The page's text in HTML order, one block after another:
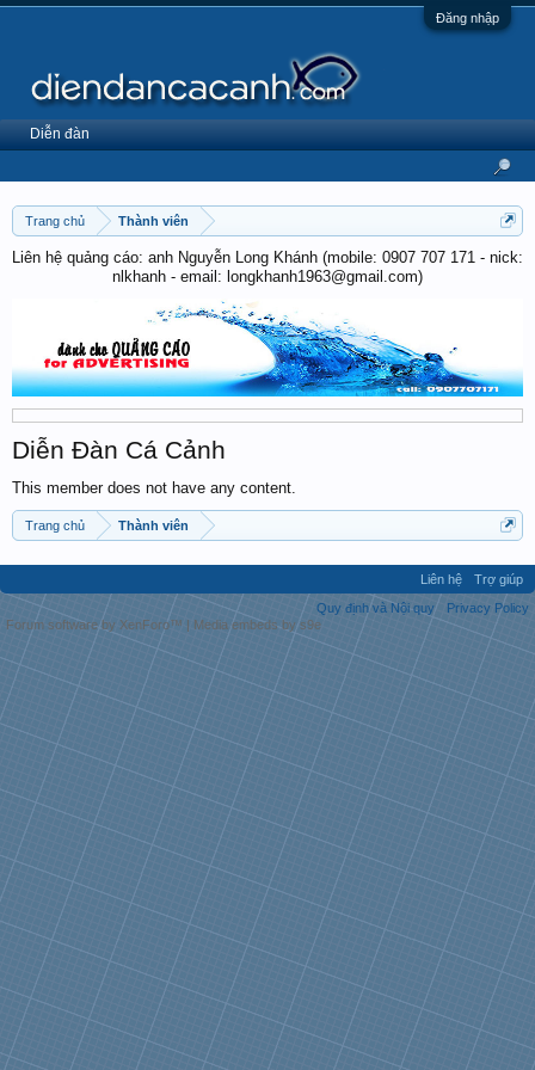
Đăng nhập
Trang chủ Thành viên
Liên hệ quảng cáo: anh Nguyễn Long Khánh (mobile: 0907 707 171 - nick:
nlkhanh - email: longkhanh1963@gmail.com)
Diễn Đàn Cá Cảnh
This member does not have any content.
Trang chủ Thành viên
Diễn đàn
Liên hệ
Trợ giúp
Quy định và Nội quy
Privacy Policy
Forum software by XenForo™ | Media embeds by s9e